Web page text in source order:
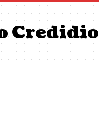
Credidio